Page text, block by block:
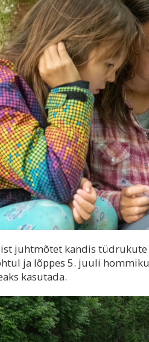
juhtmõtet kandis
ja lõppes 5. juuli
kasutada.